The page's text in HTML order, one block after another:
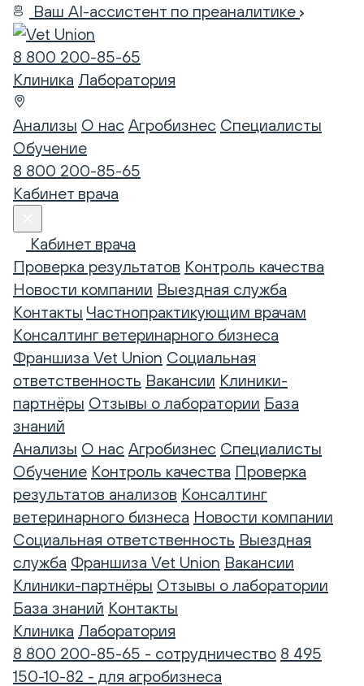
Ваш AI-ассистент по преаналитике
8 800 200-85-65
Клиника Лаборатория
Анализы О нас Агробизнес Специалисты
Обучение
8 800 200-85-65
Кабинет врача
Кабинет врача
Проверка результатов Контроль качества
Новости компании Выездная служба
Контакты Частнопрактикующим врачам
Консалтинг ветеринарного бизнеса
Франшиза Vet Union Социальная
ответственность Вакансии Клиники-
партнёры Отзывы о лаборатории База
знаний
Анализы О нас Агробизнес Специалисты
Обучение Контроль качества Проверка
результатов анализов Консалтинг
ветеринарного бизнеса Новости компании
Социальная ответственность Выездная
служба Франшиза Vet Union Вакансии
Клиники-партнёры Отзывы о лаборатории
База знаний Контакты
Клиника Лаборатория
8 800 200-85-65 - сотрудничество 8 495
150-10-82 - для агробизнеса